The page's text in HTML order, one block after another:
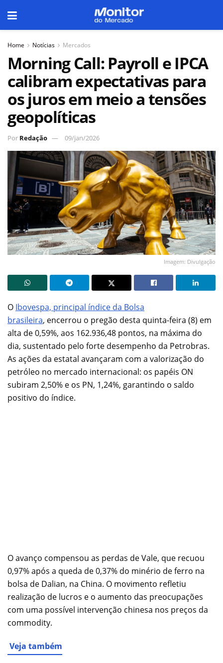
Home Notícias Mercados
Morning Call: Payroll e IPCA
calibram expectativas para
os juros em meio a tensões
geopolíticas
Por Redação 09/jan/2026
Imagem: Divulgação
O Ibovespa, principal índice da Bolsa
brasileira, encerrou o pregão desta quinta-feira (8) em
alta de 0,59%, aos 162.936,48 pontos, na máxima do
dia, sustentado pelo forte desempenho da Petrobras.
As ações da estatal avançaram com a valorização do
petróleo no mercado internacional: os papéis ON
subiram 2,50% e os PN, 1,24%, garantindo o saldo
positivo do índice.
O avanço compensou as perdas de Vale, que recuou
0,97% após a queda de 0,37% do minério de ferro na
bolsa de Dalian, na China. O movimento refletiu
realização de lucros e o aumento das preocupações
com uma possível intervenção chinesa nos preços da
commodity.
Veja também